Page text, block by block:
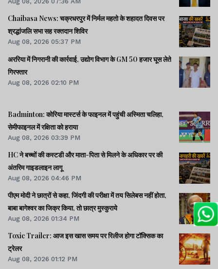
Chaibasa News: चक्रधरपुर में निर्मल महतो के शहादत दिवस पर
श्रद्धांजलि सभा सह रक्तदान शिविर
Aug 08, 2026 05:37 PM
अररिया में निगरानी की कार्रवाई, उद्योग विभाग के GM 50 हजार घूस लेते
गिरफ्तार
Aug 08, 2026 02:10 PM
Badminton: कोरिया मास्टर्स के फाइनल में पहुंची अस्मिता चलिहा,
सेमीफाइनल में रक्षिता को हराया
Aug 08, 2026 03:39 PM
HC ने बच्चों की कस्टडी और माता-पिता से मिलने के अधिकार पर की
अंतरिम गाइडलाइन लागू
Aug 08, 2026 04:46 PM
पीएम मोदी ने छात्रों से कहा, जिंदगी की परीक्षा में तय सिलेबस नहीं होता,
बाबा बागेश्वर का जिक्र किया, तो छात्र मुस्कुराये
Aug 08, 2026 01:34 PM
Toxic Trailer: आज इस खास समय पर रिलीज होगा टॉक्सिक का
ट्रेलर
Aug 08, 2026 01:12 PM